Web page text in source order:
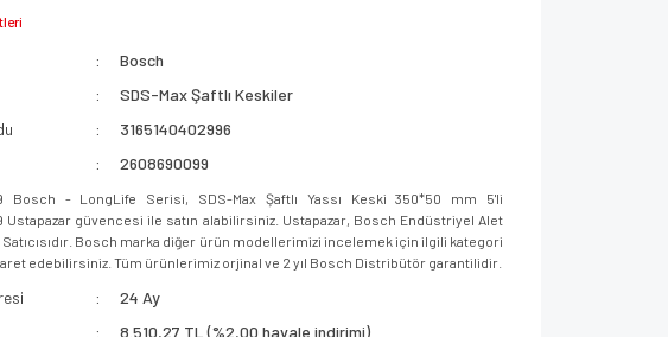
Bosch
SDS-Max Şaftlı Keskiler
3165140402996
2608690099
Bosch - LongLife Serisi, SDS-Max Şaftlı Yassı Keski 350*50 mm 5'li
Ustapazar güvencesi ile satın alabilirsiniz. Ustapazar, Bosch Endüstriyel Alet
Bosch marka diğer ürün modellerimizi incelemek için ilgili kategori
edebilirsiniz. Tüm ürünlerimiz orjinal ve 2 yıl Bosch Distribütör garantilidir.
24 Ay
8.510,27 TL (%2,00 havale indirimi)